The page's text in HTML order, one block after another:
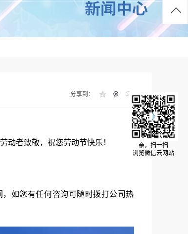
分享到：
动者致敬，祝您劳动节快乐！
如您有任何咨询可随时拨打公司热
亲，扫一扫
浏览微信云网站